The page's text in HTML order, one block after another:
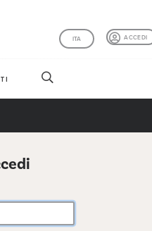
ACCEDI
ITA